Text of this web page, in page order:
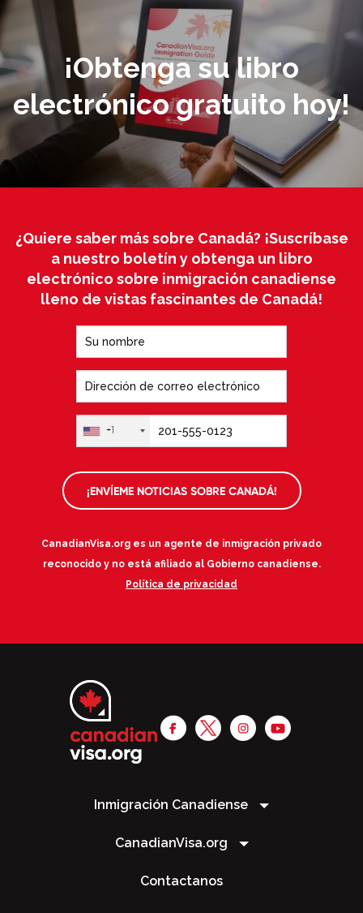
intención de visitar, estudiar o trabajar en
Canadá de forma temporal
Visa de vacaciones-trabajo
¿Le interesa la aventura? Financie sus
viajes con un visa Vacaciones-trabajo
Preguntas frecuentes
¡Obtenga su libro
electrónico gratuito hoy!
¿Quiere saber más sobre Canadá? ¡Suscríbase
a nuestro boletín y obtenga un libro
electrónico sobre inmigración canadiense
lleno de vistas fascinantes de Canadá!
+1
¡ENVÍEME NOTICIAS SOBRE CANADÁ!
CanadianVisa.org es un agente de inmigración privado
reconocido y no está afiliado al Gobierno canadiense.
Política de privacidad
Inmigración Canadiense
CanadianVisa.org
Contactanos